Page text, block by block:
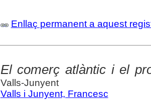
Enllaç permanent a aquest
El comerç atlàntic i el
Valls-Junyent
Valls i Junyent, Francesc